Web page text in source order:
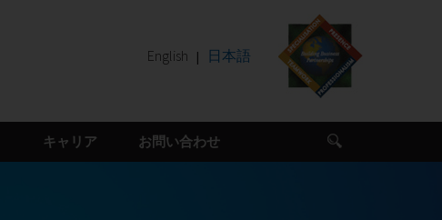
English 日本語
キャリア お問い合わせ